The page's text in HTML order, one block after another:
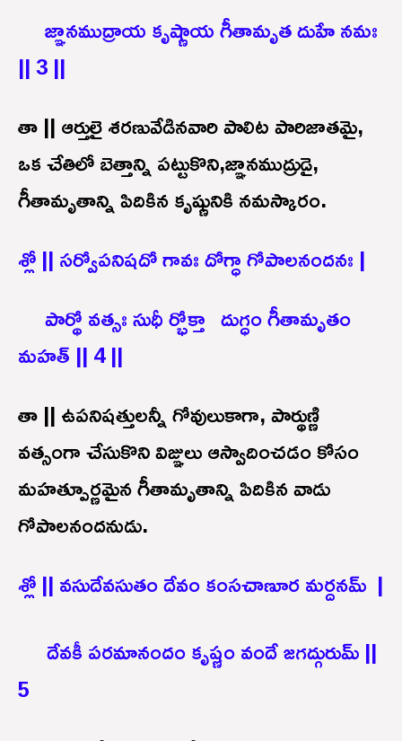
జ్ఞానముద్రాయ కృష్ణాయ గీతామృత దుహే నమః
|| 3 ||
తా || ఆర్తులై శరణువేడినవారి పాలిట పారిజాతమై,
ఒక చేతిలో బెత్తాన్ని పట్టుకొని,జ్ఞానముద్రుడై,
గీతామృతాన్ని పిదికిన కృష్ణునికి నమస్కారం.
శ్లో || సర్వోపనిషదో గావః దోగ్ధా గోపాలనందనః |
పార్థో వత్సః సుధీ ర్భోక్తా దుగ్ధం గీతామృతం
మహత్ || 4 ||
తా || ఉపనిషత్తులన్నీ గోవులుకాగా, పార్థుణ్ణి
వత్సంగా చేసుకొని విజ్ఞులు ఆస్వాదించడం కోసం
మహత్పూర్ణమైన గీతామృతాన్ని పిదికిన వాడు
గోపాలనందనుడు.
శ్లో || వసుదేవసుతం దేవం కంసచాణూర మర్దనమ్ |
దేవకీ పరమానందం కృష్ణం వందే జగద్గురుమ్ ||
5